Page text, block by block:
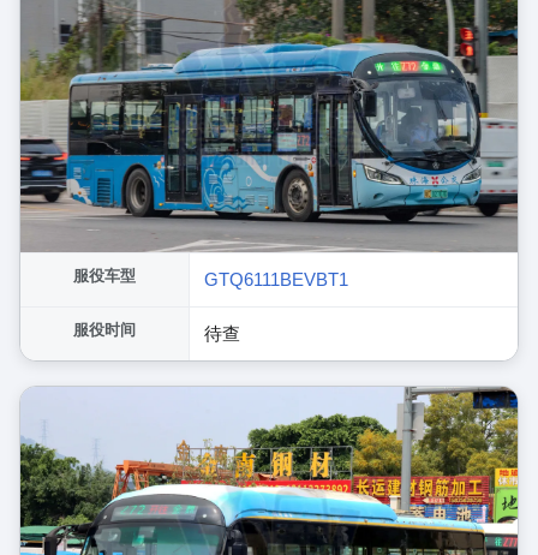
服役车型 GTQ6111BEVBT1
服役时间 待查